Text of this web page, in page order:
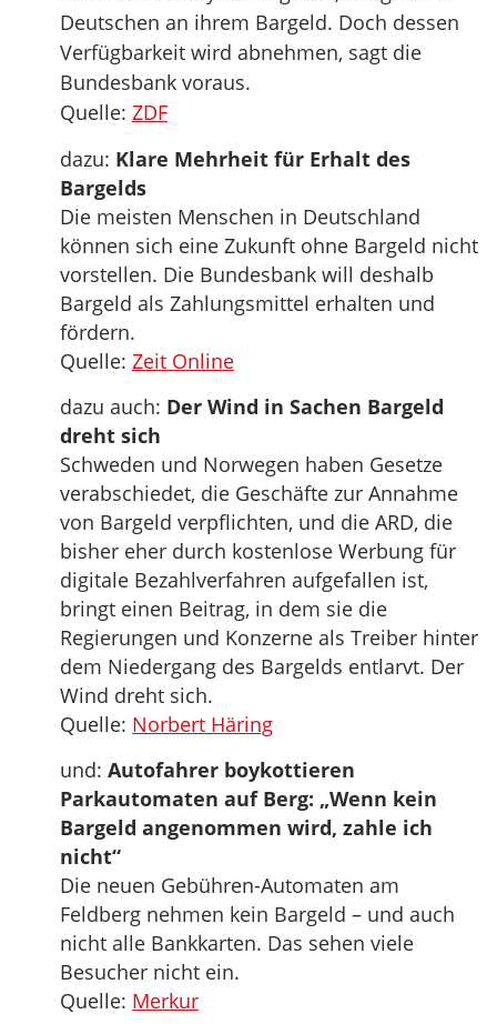
Deutschen an ihrem Bargeld. Doch dessen
Verfügbarkeit wird abnehmen, sagt die
Bundesbank voraus.
Quelle: ZDF
dazu: Klare Mehrheit für Erhalt des
Bargelds
Die meisten Menschen in Deutschland
können sich eine Zukunft ohne Bargeld nicht
vorstellen. Die Bundesbank will deshalb
Bargeld als Zahlungsmittel erhalten und
fördern.
Quelle: Zeit Online
dazu auch: Der Wind in Sachen Bargeld
dreht sich
Schweden und Norwegen haben Gesetze
verabschiedet, die Geschäfte zur Annahme
von Bargeld verpflichten, und die ARD, die
bisher eher durch kostenlose Werbung für
digitale Bezahlverfahren aufgefallen ist,
bringt einen Beitrag, in dem sie die
Regierungen und Konzerne als Treiber hinter
dem Niedergang des Bargelds entlarvt. Der
Wind dreht sich.
Quelle: Norbert Häring
und: Autofahrer boykottieren
Parkautomaten auf Berg: „Wenn kein
Bargeld angenommen wird, zahle ich
nicht“
Die neuen Gebühren-Automaten am
Feldberg nehmen kein Bargeld – und auch
nicht alle Bankkarten. Das sehen viele
Besucher nicht ein.
Quelle: Merkur